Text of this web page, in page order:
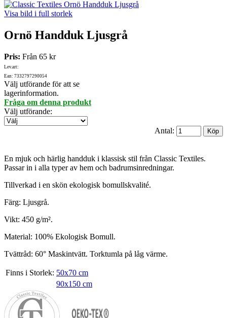
Visa bild i full storlek
Ornö Handduk Ljusgrå
Pris: Från 65 kr
Lev.art:
Ean: 7332797290054
Välj utförande för att se
lagerinformation.
Fråga om denna produkt
Välj utförande:
Antal:
En mjuk och härlig handduk i klassisk stil från Classic Textiles.
Passar in i alla typer av hem och badrumsinredningar.
Tillverkad i en skön ekologisk bomullskvalité.
Färg: Ljusgrå.
Vikt: 450 g/m².
Material: 100% Ekologisk Bomull.
Tvättråd: 60° Maskintvätt. Torktumla på låg värme.
Finns i Storlek: 50x70 cm
90x150 cm